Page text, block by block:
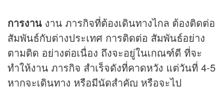
การงาน งาน ภารกิจที่ต้องเดินทางไกล ต้องติดต่อ
สัมพันธ์กับต่างประเทศ การติดต่อ สัมพันธ์อย่าง
ตามติด อย่างต่อเนื่อง ถึงจะอยู่ในเกณฑ์ดี ที่จะ
ทำให้งาน ภารกิจ สำเร็จดังที่คาดหวัง แต่วันที่ 4-5
หากจะเดินทาง หรือมีนัดสำคัญ หรือจะไป